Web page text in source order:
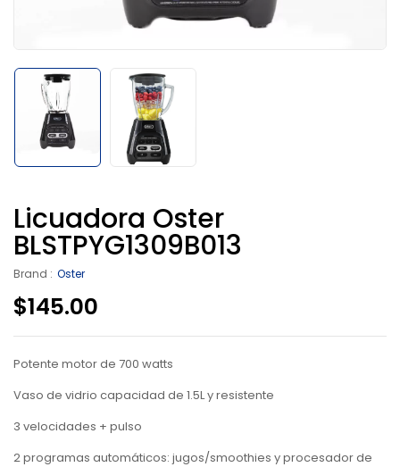
Licuadora Oster
BLSTPYG1309B013
Brand : Oster
$145.00
Potente motor de 700 watts
Vaso de vidrio capacidad de 1.5L y resistente
3 velocidades + pulso
2 programas automáticos: jugos/smoothies y procesador de